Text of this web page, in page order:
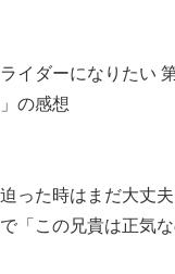
イダーになりたい
の感想
った時はまだ大丈
「この兄貴は正気